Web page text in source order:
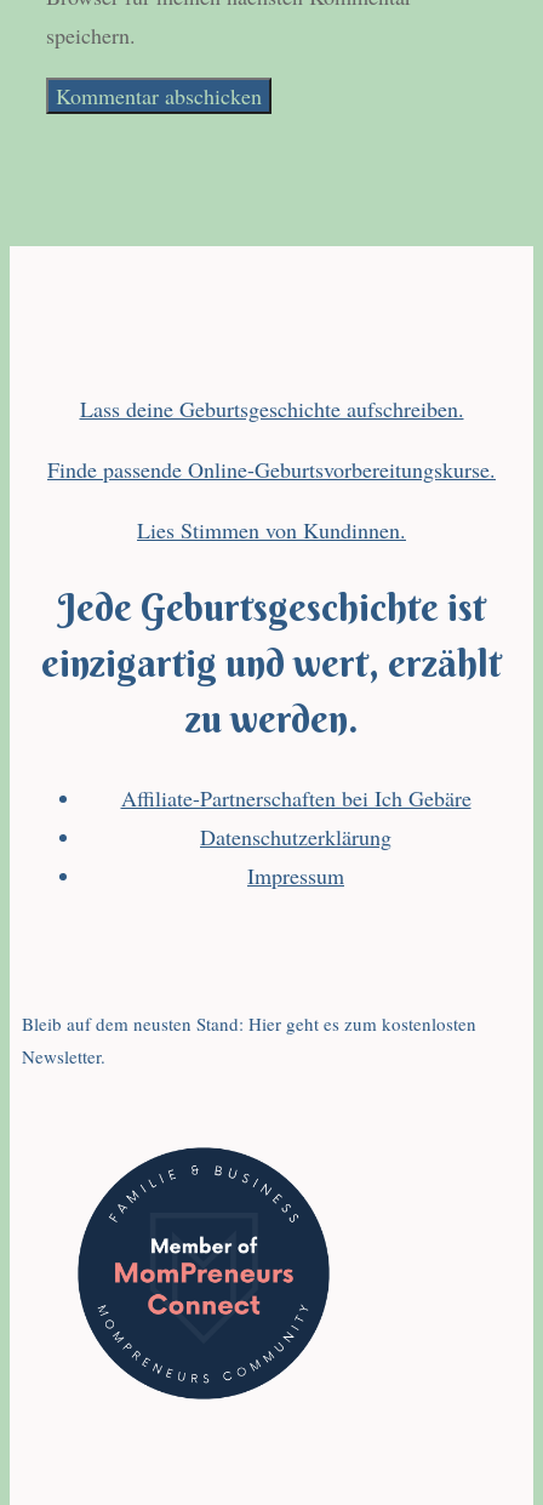
speichern.
Lass deine Geburtsgeschichte aufschreiben.
Finde passende Online-Geburtsvorbereitungskurse.
Lies Stimmen von Kundinnen.
Jede Geburtsgeschichte ist
einzigartig und wert, erzählt
zu werden.
Affiliate-Partnerschaften bei Ich Gebäre
Datenschutzerklärung
Impressum
Bleib auf dem neusten Stand: Hier geht es zum kostenlosten
Newsletter.